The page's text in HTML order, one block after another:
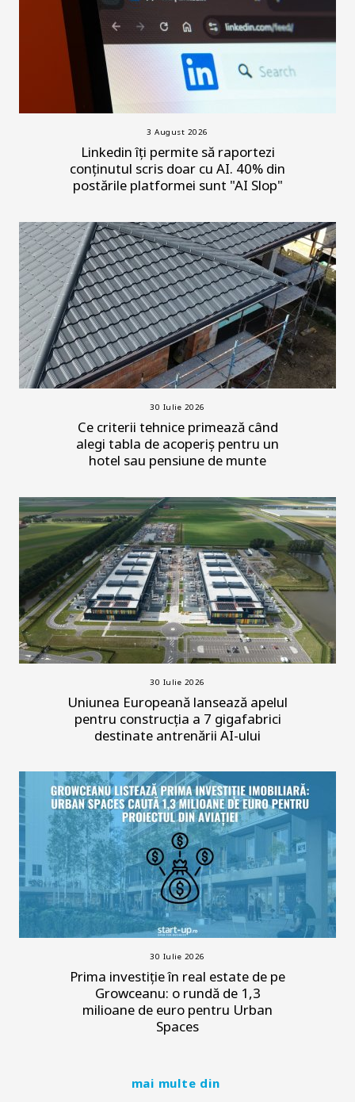
3 August 2026
Linkedin îți permite să raportezi
conținutul scris doar cu AI. 40% din
postările platformei sunt "AI Slop"
30 Iulie 2026
Ce criterii tehnice primează când
alegi tabla de acoperiș pentru un
hotel sau pensiune de munte
30 Iulie 2026
Uniunea Europeană lansează apelul
pentru construcția a 7 gigafabrici
destinate antrenării AI-ului
30 Iulie 2026
Prima investiție în real estate de pe
Growceanu: o rundă de 1,3
milioane de euro pentru Urban
Spaces
mai multe din